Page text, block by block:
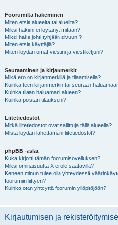
Foorumilta hakeminen
Miten etsin alueelta tai alueilta?
Miksi hakuni ei löytänyt mitään?
Miksi haku johti tyhjään sivuun!?
Miten etsin käyttäjiä?
Miten löydän omat viestini ja viestiketjuni?
Seuraaminen ja kirjanmerkit
Mikä ero on kirjanmerkillä ja tilaamisella?
Kuinka teen kirjanmerkin tai seuraan
Kuinka tilaan haluamani alueen?
Kuinka poistan tilaukseni?
Liitetiedostot
Mitkä liitetiedostot ovat sallittuja tällä alueella?
Mistä löydän lähettämäni liitetiedostot?
phpBB -asiat
Kuka kirjoitti tämän foorumisovelluksen?
Miksi ominaisuutta X ei ole saatavilla?
Keneen minun tulee olla yhteydessä
foorumiin liittyen?
Kuinka otan yhteyttä foorumin ylläpitäjään?
Kirjautumisen ja